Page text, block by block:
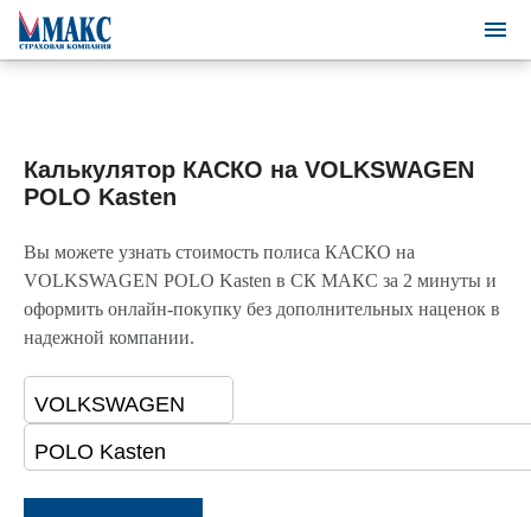
Калькулятор КАСКО на VOLKSWAGEN
POLO Kasten
Вы можете узнать стоимость полиса КАСКО на
VOLKSWAGEN POLO Kasten в СК МАКС за 2 минуты и
оформить онлайн-покупку без дополнительных наценок в
надежной компании.